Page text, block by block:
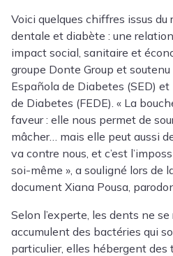
Voici quelques chiffres issus
dentale et diabète : une
impact social, sanitaire et
groupe Donte Group et
Española de Diabetes (SED)
de Diabetes (FEDE). « La
faveur : elle nous permet de
mâcher… mais elle peut aussi
va contre nous, et c’est
soi-même » , a souligné lors de
document Xiana Pousa
Selon l’experte, les dents ne
accumulent des bactéries qui
particulier, elles hébergent des